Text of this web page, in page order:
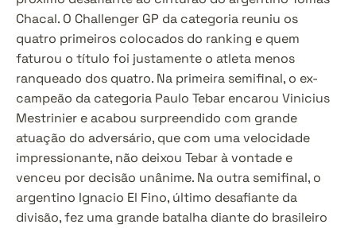
Chacal. O Challenger GP da categoria reuniu os
quatro primeiros colocados do ranking e quem
faturou o título foi justamente o atleta menos
ranqueado dos quatro. Na primeira semifinal, o ex-
campeão da categoria Paulo Tebar encarou Vinicius
Mestrinier e acabou surpreendido com grande
atuação do adversário, que com uma velocidade
impressionante, não deixou Tebar à vontade e
venceu por decisão unânime. Na outra semifinal, o
argentino Ignacio El Fino, último desafiante da
divisão, fez uma grande batalha diante do brasileiro